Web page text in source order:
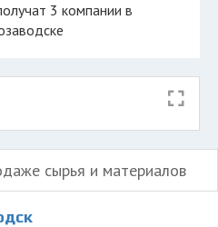
3 компании в
сырья и материалов